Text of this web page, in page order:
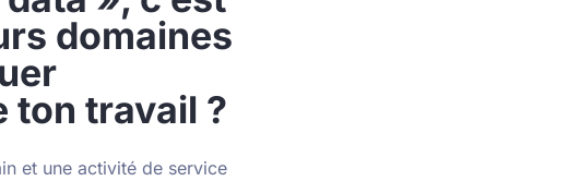
domaines
ton travail ?
et une activité de service